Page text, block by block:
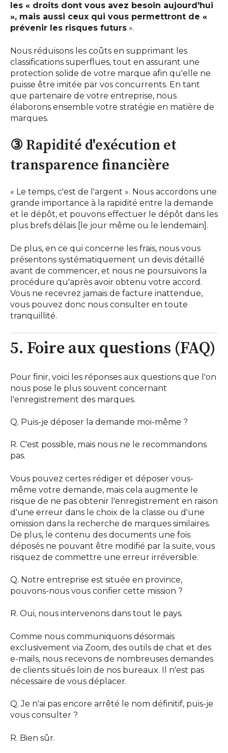
les « droits dont vous avez besoin aujourd'hui
», mais aussi ceux qui vous permettront de «
prévenir les risques futurs ».
Nous réduisons les coûts en supprimant les
classifications superflues, tout en assurant une
protection solide de votre marque afin qu'elle ne
puisse être imitée par vos concurrents. En tant
que partenaire de votre entreprise, nous
élaborons ensemble votre stratégie en matière de
marques.
③ Rapidité d'exécution et
transparence financière
« Le temps, c'est de l'argent ». Nous accordons une
grande importance à la rapidité entre la demande
et le dépôt, et pouvons effectuer le dépôt dans les
plus brefs délais [le jour même ou le lendemain].
De plus, en ce qui concerne les frais, nous vous
présentons systématiquement un devis détaillé
avant de commencer, et nous ne poursuivons la
procédure qu'après avoir obtenu votre accord.
Vous ne recevrez jamais de facture inattendue,
vous pouvez donc nous consulter en toute
tranquillité.
5. Foire aux questions (FAQ)
Pour finir, voici les réponses aux questions que l'on
nous pose le plus souvent concernant
l'enregistrement des marques.
Q. Puis-je déposer la demande moi-même ?
R. C'est possible, mais nous ne le recommandons
pas.
Vous pouvez certes rédiger et déposer vous-
même votre demande, mais cela augmente le
risque de ne pas obtenir l'enregistrement en raison
d'une erreur dans le choix de la classe ou d'une
omission dans la recherche de marques similaires.
De plus, le contenu des documents une fois
déposés ne pouvant être modifié par la suite, vous
risquez de commettre une erreur irréversible.
Q. Notre entreprise est située en province,
pouvons-nous vous confier cette mission ?
R. Oui, nous intervenons dans tout le pays.
Comme nous communiquons désormais
exclusivement via Zoom, des outils de chat et des
e-mails, nous recevons de nombreuses demandes
de clients situés loin de nos bureaux. Il n'est pas
nécessaire de vous déplacer.
Q. Je n'ai pas encore arrêté le nom définitif, puis-je
vous consulter ?
R. Bien sûr.